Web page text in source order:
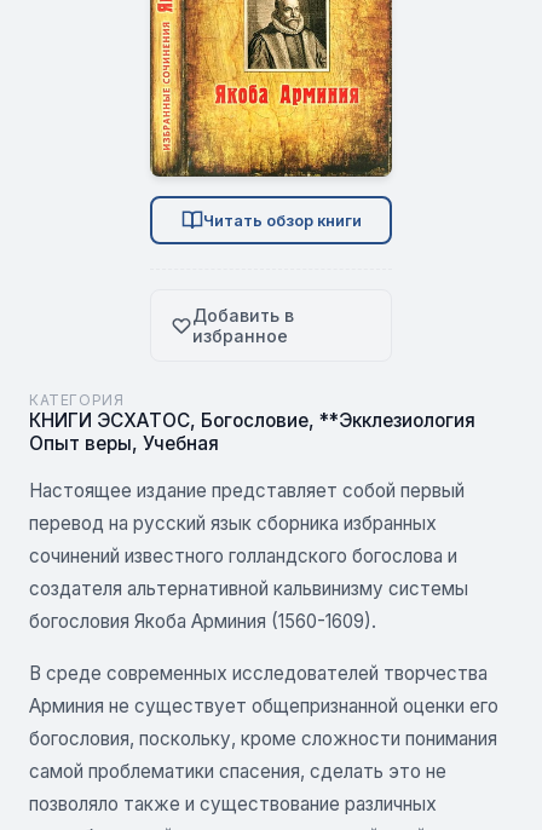
Читать обзор книги
Добавить в
избранное
КАТЕГОРИЯ
КНИГИ ЭСХАТОС, Богословие, **Экклезиология
Опыт веры, Учебная
Настоящее издание представляет собой первый
перевод на русский язык сборника избранных
сочинений известного голландского богослова и
создателя альтернативной кальвинизму системы
богословия Якоба Арминия (1560-1609).
В среде современных исследователей творчества
Арминия не существует общепризнанной оценки его
богословия, поскольку, кроме сложности понимания
самой проблематики спасения, сделать это не
позволяло также и существование различных